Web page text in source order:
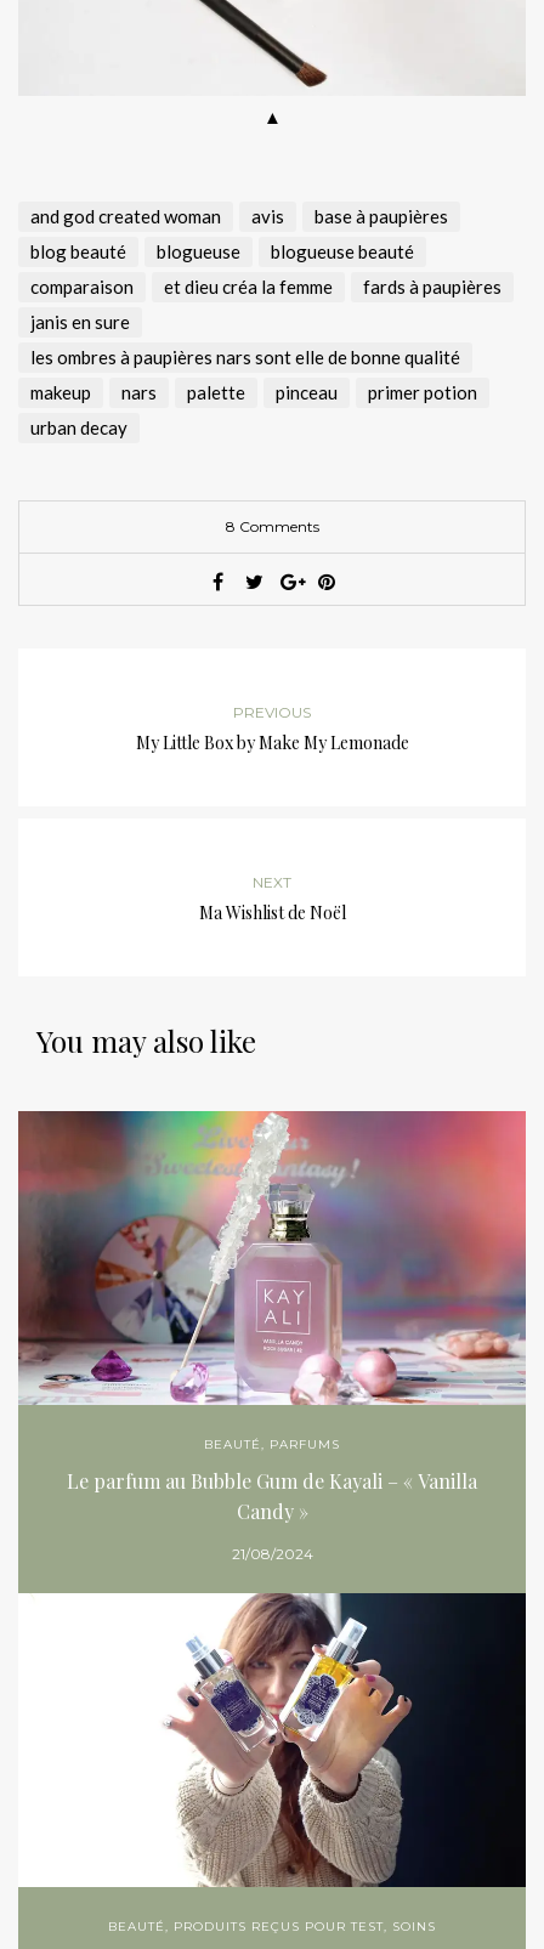
▲
and god created woman avis
base à paupières
blog beauté
blogueuse
blogueuse beauté
comparaison
et dieu créa la femme
fards à paupières
janis en sure
les ombres à paupières nars sont elle de bonne qualité
makeup
nars palette pinceau
primer potion
urban decay
8 Comments
PREVIOUS
My Little Box by Make My Lemonade
NEXT
Ma Wishlist de Noël
You may also like
BEAUTÉ, PARFUMS
Le parfum au Bubble Gum de Kayali – « Vanilla
Candy »
21/08/2024
BEAUTÉ, PRODUITS REÇUS POUR TEST, SOINS